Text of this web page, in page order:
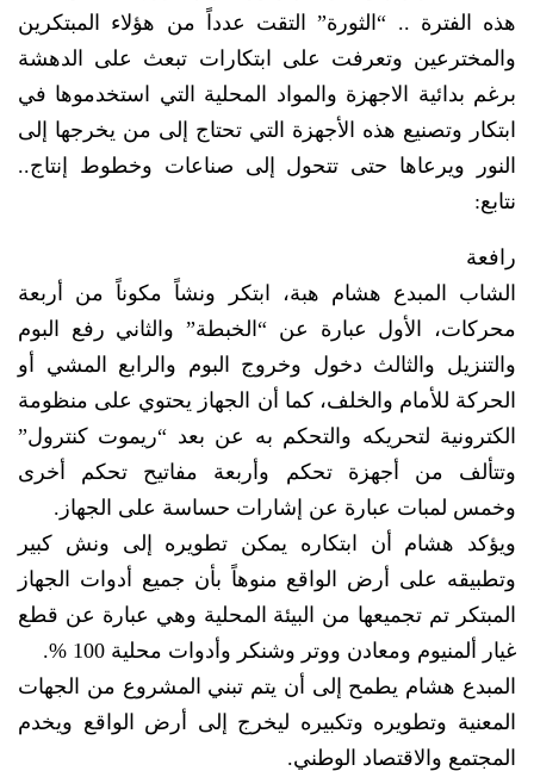
هذه الفترة .. “الثورة” التقت عدداً من هؤلاء المبتكرين
والمخترعين وتعرفت على ابتكارات تبعث على الدهشة
برغم بدائية الاجهزة والمواد المحلية التي استخدموها في
ابتكار وتصنيع هذه الأجهزة التي تحتاج إلى من يخرجها إلى
النور ويرعاها حتى تتحول إلى صناعات وخطوط إنتاج..
نتابع:
رافعة
الشاب المبدع هشام هبة، ابتكر ونشاً مكوناً من أربعة
محركات، الأول عبارة عن “الخبطة” والثاني رفع البوم
والتنزيل والثالث دخول وخروج البوم والرابع المشي أو
الحركة للأمام والخلف، كما أن الجهاز يحتوي على منظومة
الكترونية لتحريكه والتحكم به عن بعد “ريموت كنترول”
وتتألف من أجهزة تحكم وأربعة مفاتيح تحكم أخرى
وخمس لمبات عبارة عن إشارات حساسة على الجهاز.
ويؤكد هشام أن ابتكاره يمكن تطويره إلى ونش كبير
وتطبيقه على أرض الواقع منوهاً بأن جميع أدوات الجهاز
المبتكر تم تجميعها من البيئة المحلية وهي عبارة عن قطع
غيار ألمنيوم ومعادن ووتر وشنكر وأدوات محلية 100 %.
المبدع هشام يطمح إلى أن يتم تبني المشروع من الجهات
المعنية وتطويره وتكبيره ليخرج إلى أرض الواقع ويخدم
المجتمع والاقتصاد الوطني.